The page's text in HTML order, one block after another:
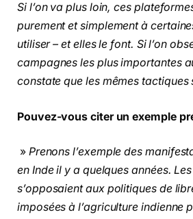
Si l’on va plus loin, ces
purement et simplement à
utiliser – et elles le font. Si l’on
campagnes les plus importantes
constate que les mêmes tactiques
Pouvez-vous citer un exemple
» Prenons l’exemple des
en Inde il y a quelques années.
s’opposaient aux politiques de
imposées à l’agriculture indienne